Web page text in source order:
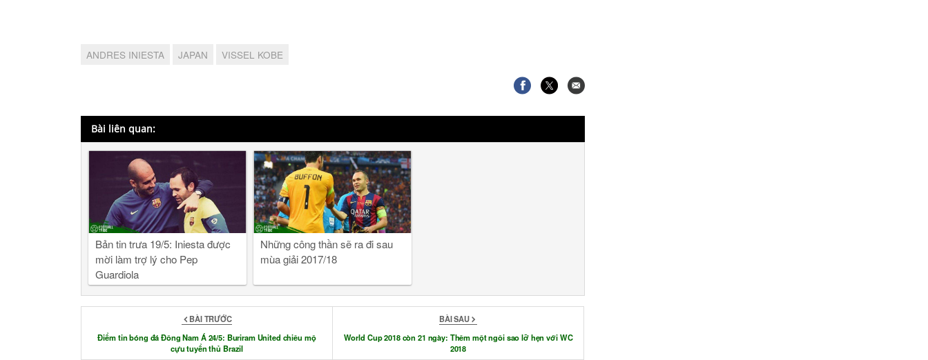
ANDRES INIESTA JAPAN VISSEL KOBE
Bài liên quan:
Bản tin trưa 19/5: Iniesta được
mời làm trợ lý cho Pep
Guardiola
Những công thần sẽ ra đi sau
mùa giải 2017/18
BÀI TRƯỚC
Điểm tin bóng đá Đông Nam Á 24/5: Buriram United chiêu mộ
cựu tuyển thủ Brazil
BÀI SAU
World Cup 2018 còn 21 ngày: Thêm một ngôi sao lỡ hẹn với WC
2018